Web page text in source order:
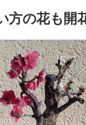
方の花も開